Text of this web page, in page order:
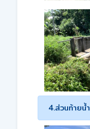
4.ส่วนท้ายน้ำ